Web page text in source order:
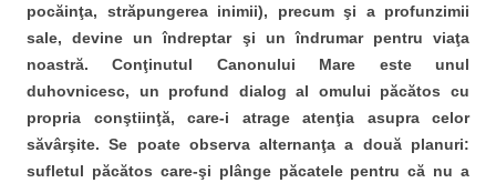
pocăinţa, străpungerea inimii), precum şi a profunzimii
sale, devine un îndreptar şi un îndrumar pentru viaţa
noastră. Conţinutul Canonului Mare este unul
duhovnicesc, un profund dialog al omului păcătos cu
propria conştiinţă, care-i atrage atenţia asupra celor
săvârşite. Se poate observa alternanţa a două planuri:
sufletul păcătos care-şi plânge păcatele pentru că nu a